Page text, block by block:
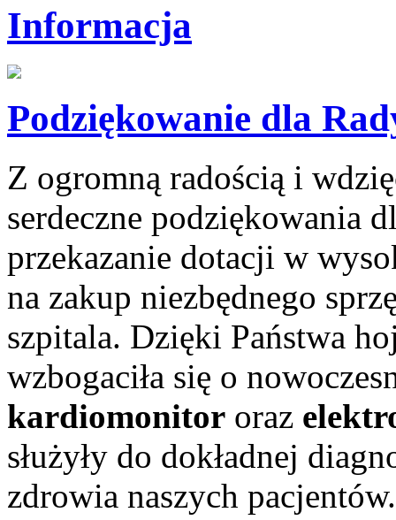
Informacja
Podziękowanie dla
Z ogromną radością i
serdeczne podziękowania
przekazanie dotacji w
na zakup niezbędnego
szpitala. Dzięki Państwa
wzbogaciła się o
kardiomonitor oraz
służyły do dokładnej
zdrowia naszych pacjentów.